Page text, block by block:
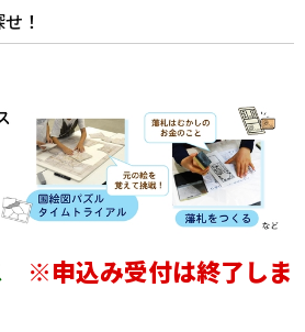
！
※申込み受付は終了しま